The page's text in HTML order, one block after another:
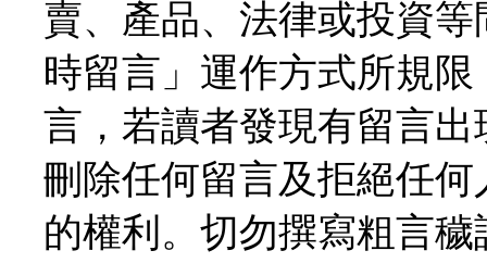
賣、產品、法律或投資
時留言」運作方式所規
言，若讀者發現有留言
刪除任何留言及拒絕任
的權利。切勿撰寫粗言